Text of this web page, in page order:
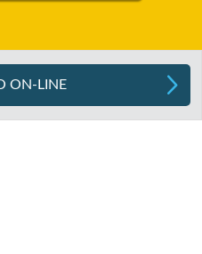
ON-LINE